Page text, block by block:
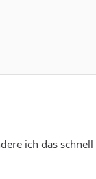
ich das schnell